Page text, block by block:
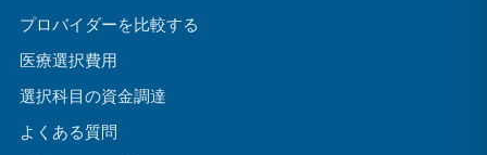
プロバイダーを比較する
医療選択費用
選択科目の資金調達
よくある質問